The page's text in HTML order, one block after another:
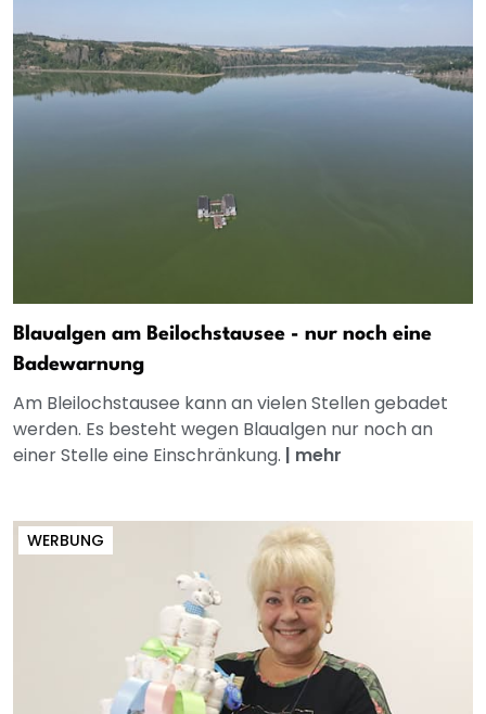
Blaualgen am Beilochstausee - nur noch eine
Badewarnung
Am Bleilochstausee kann an vielen Stellen gebadet
werden. Es besteht wegen Blaualgen nur noch an
einer Stelle eine Einschränkung. | mehr
WERBUNG